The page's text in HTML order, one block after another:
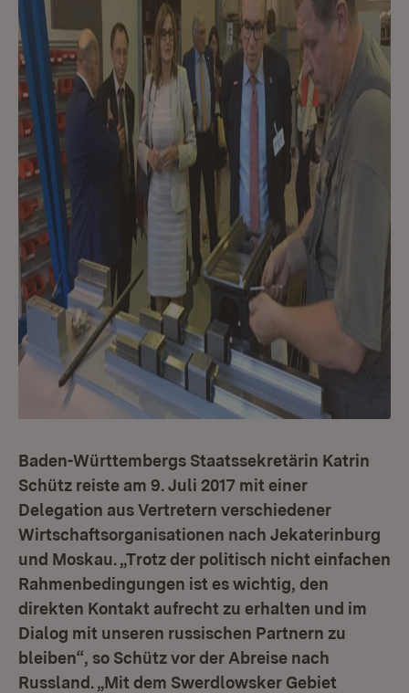
Baden-Württembergs Staatssekretärin Katrin
Schütz reiste am 9. Juli 2017 mit einer
Delegation aus Vertretern verschiedener
Wirtschaftsorganisationen nach Jekaterinburg
und Moskau. „Trotz der politisch nicht einfachen
Rahmenbedingungen ist es wichtig, den
direkten Kontakt aufrecht zu erhalten und im
Dialog mit unseren russischen Partnern zu
bleiben“, so Schütz vor der Abreise nach
Russland. „Mit dem Swerdlowsker Gebiet